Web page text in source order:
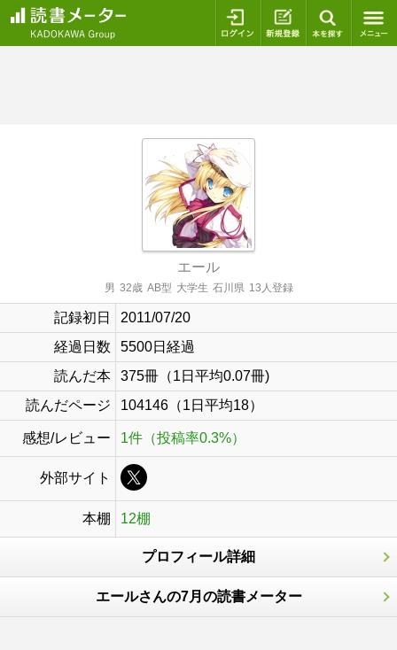
ログイン 新規登録
エール
男 32歳 AB型 大学生 石川県 13人登録
記録初日
2011/07/20
経過日数
5500日経過
読んだ本
375冊（1日平均0.07冊)
読んだページ
104146（1日平均18）
感想/レビュー 1件（投稿率0.3%）
外部サイト
本棚 12棚
プロフィール詳細
エールさんの7月の読書メーター